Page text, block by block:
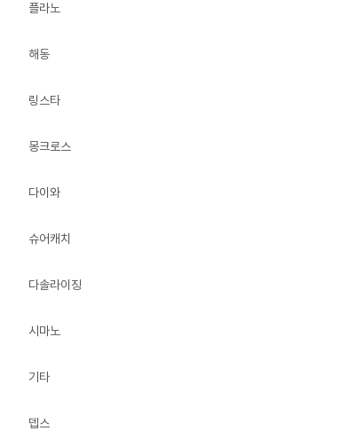
플라노
해동
링스타
몽크로스
다이와
슈어캐치
다솔라이징
시마노
기타
뎁스